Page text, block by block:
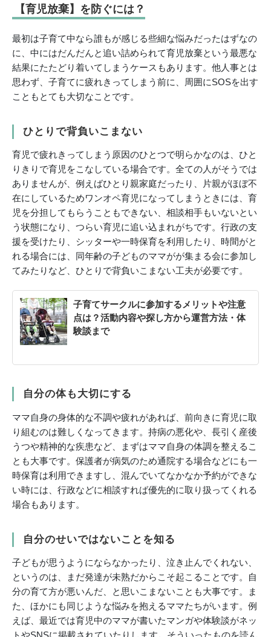
【育児放棄】を防ぐには？
最初は子育て中なら誰もが感じる些細な悩みだったはずなの
に、中にはだんだんと追い詰められて育児放棄という最悪な
結果にたたどり着いてしまうケースもあります。他人事とは
思わず、子育てに疲れきってしまう前に、周囲にSOSを出す
こともとても大切なことです。
ひとりで背負いこまない
育児で疲れきってしまう原因のひとつで明らかなのは、ひと
りきりで育児をこなしている場合です。全ての人がそうでは
ありませんが、例えばひとり親家庭だったり、片親がほぼ不
在にしているためワンオペ育児になってしまうときには、育
児を分担してもらうこともできない、相談相手もいないとい
う状態になり、つらい育児に追い込まれがちです。行政の支
援を受けたり、シッターや一時保育を利用したり、時間がと
れる場合には、同年齢の子どものママがが集まる会に参加し
てみたりなど、ひとりで背負いこまない工夫が必要です。
子育てサークルに参加するメリットや注意
点は？活動内容や探し方から運営方法・体
験談まで
自分の体も大切にする
ママ自身の身体的な不調や疲れがあれば、前向きに育児に取
り組むのは難しくなってきます。持病の悪化や、長引く産後
うつや精神的な疾患など、まずはママ自身の体調を整えるこ
とも大事です。保護者が病気のため通院する場合などにも一
時保育は利用できますし、混んでいてなかなか予約ができな
い時には、行政などに相談すれば優先的に取り扱ってくれる
場合もあります。
自分のせいではないことを知る
子どもが思うようにならなかったり、泣き止んでくれない、
というのは、まだ発達が未熟だからこそ起こることです。自
分の育て方が悪いんだ、と思いこまないことも大事です。ま
た、ほかにも同じような悩みを抱えるママたちがいます。例
えば、最近では育児中のママが書いたマンガや体験談がネッ
トやSNSに掲載されていたりします。そういったものを読ん